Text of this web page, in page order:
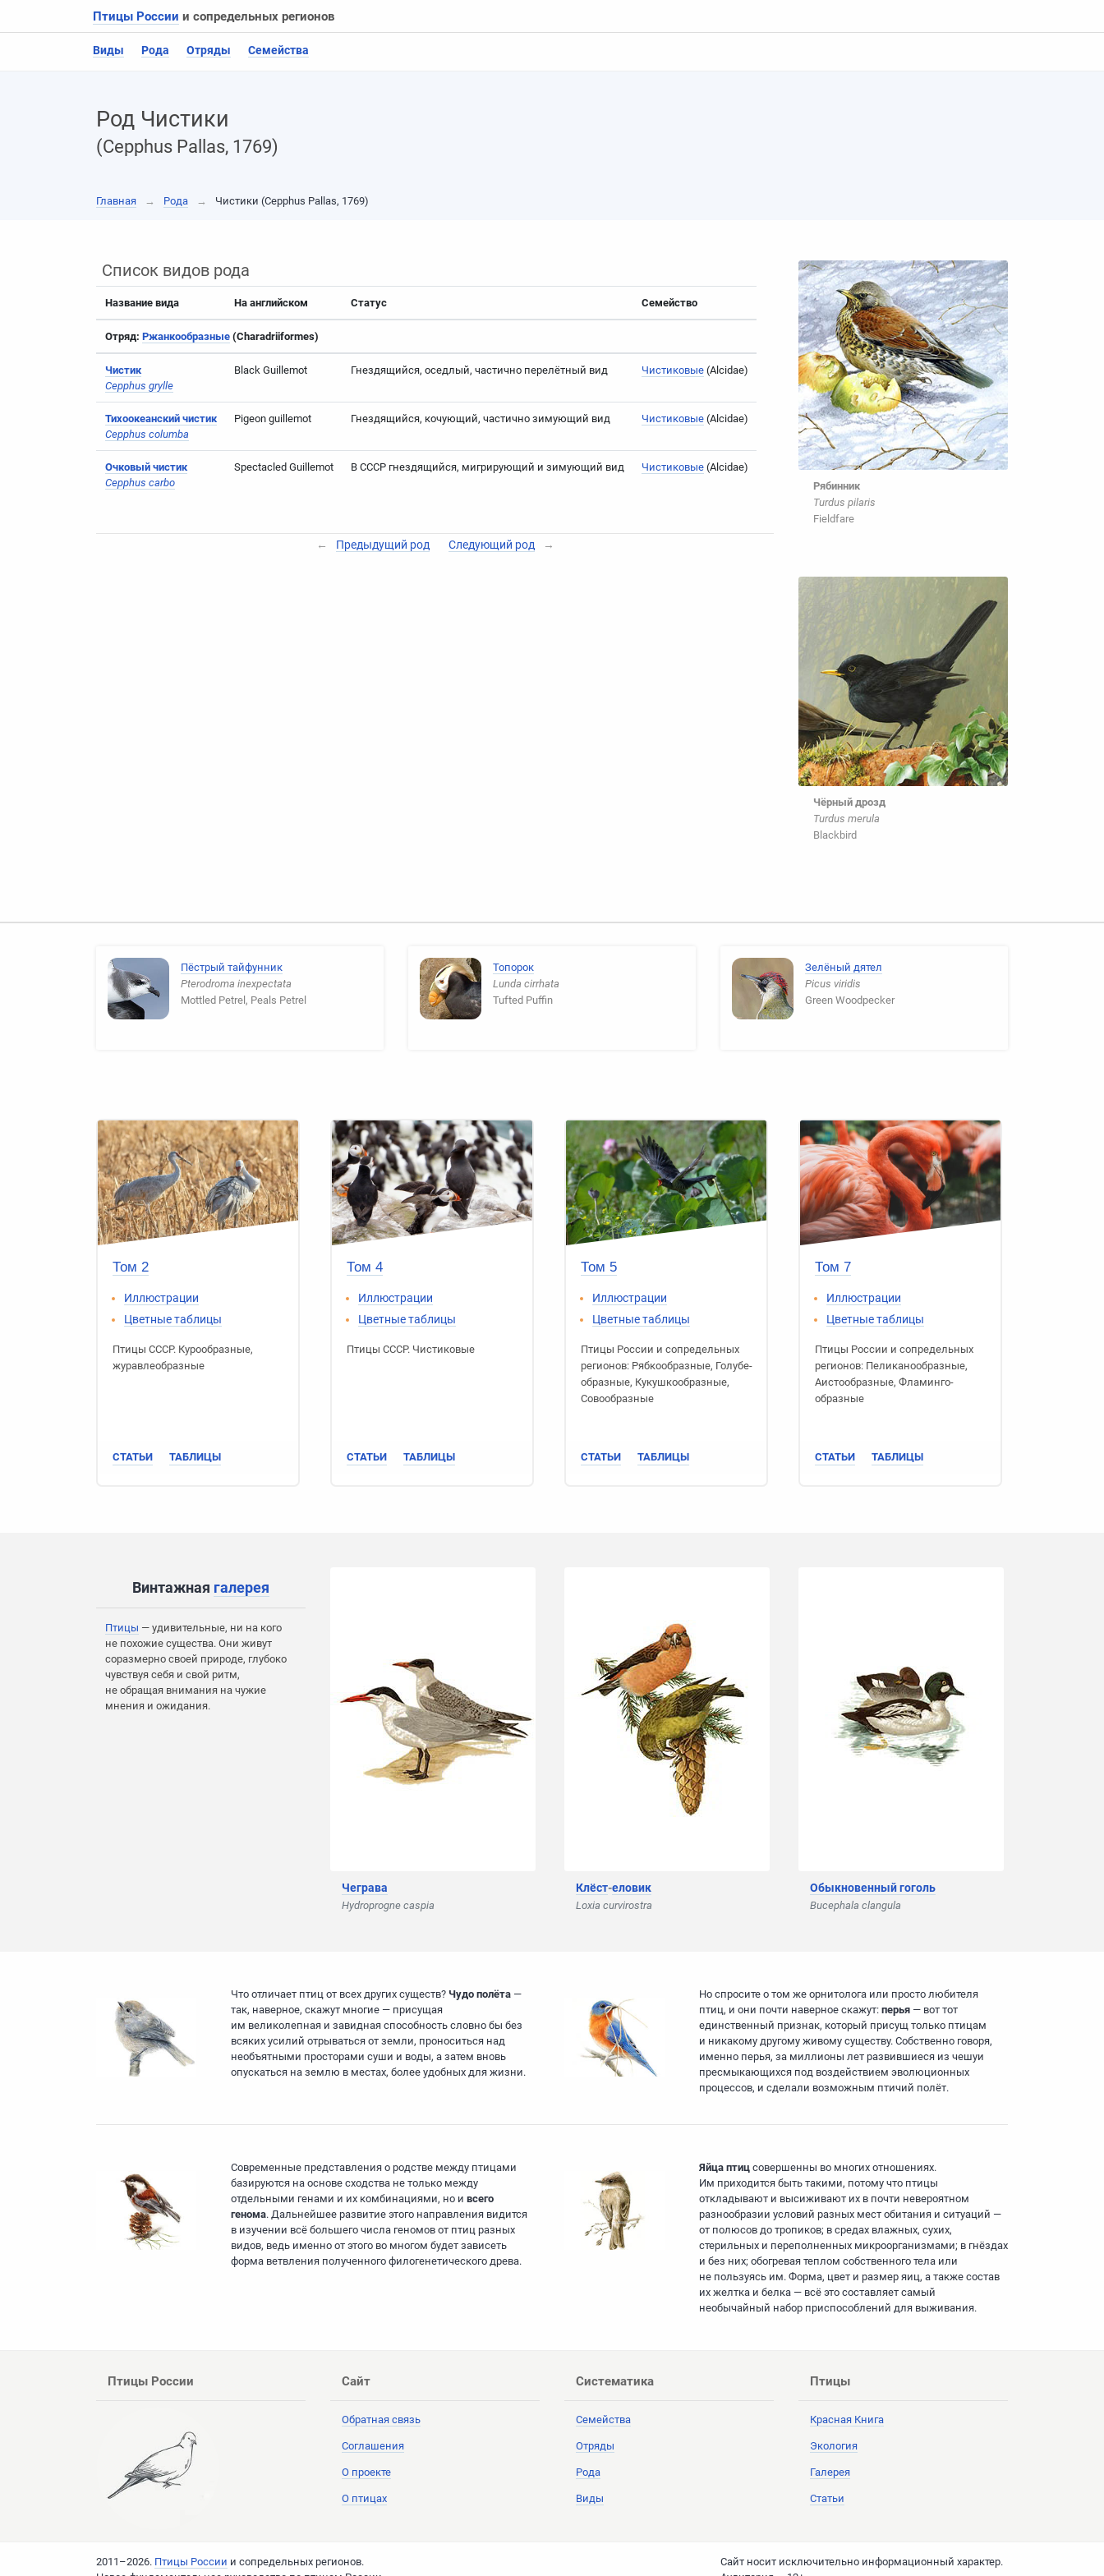
Птицы России и сопредельных регионов
Виды Рода Отряды Семейства
Род Чистики
(Cepphus Pallas, 1769)
Главная → Рода → Чистики (Cepphus Pallas, 1769)
Список видов рода
Название вида На английском Статус Семейство
Отряд: Ржанкообразные(Charadriiformes)
Чистик
Cepphus grylle
Black Guillemot Гнездящийся, оседлый, частично перелётный вид Чистиковые(Alcidae)
Тихоокеанский чистик
Cepphus columba
Pigeon guillemot Гнездящийся, кочующий, частично зимующий вид Чистиковые(Alcidae)
Очковый чистик
Cepphus carbo
Spectacled Guillemot В СССР гнездящийся, мигрирующий и зимующий вид Чистиковые(Alcidae)
← Предыдущий род Следующий род →
Рябинник
Turdus pilaris
Fieldfare
Чёрный дрозд
Turdus merula
Blackbird
Пёстрый тайфунник
Pterodroma inexpectata
Mottled Petrel, Peals Petrel
Топорок
Lunda cirrhata
Tufted Puffin
Зелёный дятел
Picus viridis
Green Woodpecker
Том 2
Иллюстрации
Цветные таблицы
Птицы СССР. Курообразные,
журавлеобразные
СТАТЬИ ТАБЛИЦЫ
Том 4
Иллюстрации
Цветные таблицы
Птицы СССР. Чистиковые
СТАТЬИ ТАБЛИЦЫ
Том 5
Иллюстрации
Цветные таблицы
Птицы России и сопредельных
регионов: Рябко­образные, Голубе­
образные, Кукушко­образные,
Сово­образные
СТАТЬИ ТАБЛИЦЫ
Том 7
Иллюстрации
Цветные таблицы
Птицы России и сопредельных
регионов: Пеликано­образные,
Аисто­образные, Фламинго­
образные
СТАТЬИ ТАБЛИЦЫ
Винтажная галерея
Птицы — удивительные, ни на кого
не похожие существа. Они живут
соразмерно своей природе, глубоко
чувствуя себя и свой ритм,
не обращая внимания на чужие
мнения и ожидания.
Чеграва
Hydroprogne caspia
Клёст-еловик
Loxia curvirostra
Обыкновенный гоголь
Bucephala clangula
Что отличает птиц от всех других существ? Чудо полёта —
так, наверное, скажут многие — присущая
им великолепная и завидная способность словно бы без
всяких усилий отрываться от земли, проноситься над
необъятными просторами суши и воды, а затем вновь
опускаться на землю в местах, более удобных для жизни.
Но спросите о том же орнитолога или просто любителя
птиц, и они почти наверное скажут: перья — вот тот
единственный признак, который присущ только птицам
и никакому другому живому существу. Собственно говоря,
именно перья, за миллионы лет развившиеся из чешуи
пресмыкающихся под воздействием эволюционных
процессов, и сделали возможным птичий полёт.
Современные представления о родстве между птицами
базируются на основе сходства не только между
отдельными генами и их комбинациями, но и всего
генома. Дальнейшее развитие этого направления видится
в изучении всё большего числа геномов от птиц разных
видов, ведь именно от этого во многом будет зависеть
форма ветвления полученного филогенетического древа.
Яйца птиц совершенны во многих отношениях.
Им приходится быть такими, потому что птицы
откладывают и высиживают их в почти невероятном
разнообразии условий разных мест обитания и ситуаций —
от полюсов до тропиков; в средах влажных, сухих,
стерильных и переполненных микроорганизмами; в гнёздах
и без них; обогревая теплом собственного тела или
не пользуясь им. Форма, цвет и размер яиц, а также состав
их желтка и белка — всё это составляет самый
необычайный набор приспособлений для выживания.
Птицы России Сайт
Обратная связь
Соглашения
О проекте
О птицах
Систематика
Семейства
Отряды
Рода
Виды
Птицы
Красная Книга
Экология
Галерея
Статьи
2011–2026. Птицы России и сопредельных регионов.
Cайт носит исключительно информационный характер.